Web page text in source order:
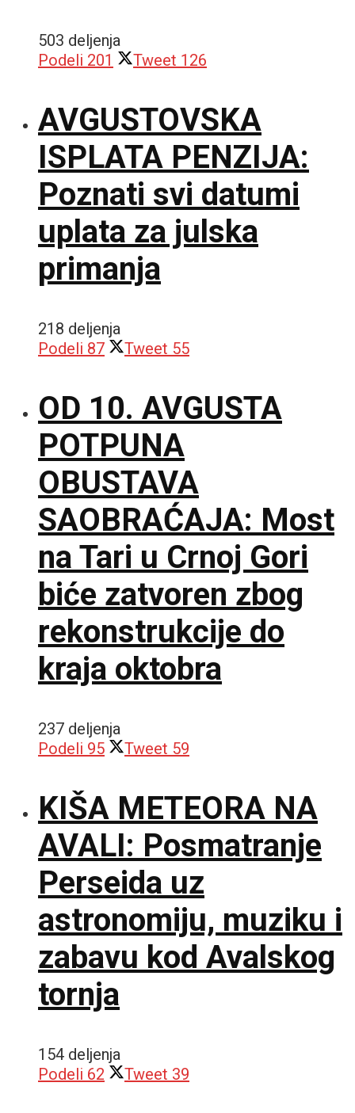
503 deljenja
Podeli 201 Tweet 126
AVGUSTOVSKA
ISPLATA PENZIJA:
Poznati svi datumi
uplata za julska
primanja
218 deljenja
Podeli 87 Tweet 55
OD 10. AVGUSTA
POTPUNA
OBUSTAVA
SAOBRAĆAJA: Most
na Tari u Crnoj Gori
biće zatvoren zbog
rekonstrukcije do
kraja oktobra
237 deljenja
Podeli 95 Tweet 59
KIŠA METEORA NA
AVALI: Posmatranje
Perseida uz
astronomiju, muziku i
zabavu kod Avalskog
tornja
154 deljenja
Podeli 62 Tweet 39